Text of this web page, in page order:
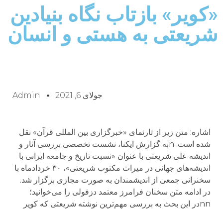
«کویر» بازتاب نگاه بنیادین
شریعتی به هستی و انسان
جولای 6, 2021 Admin
اشاره: متن زیر از تارنمای «خبرگزاری بین المللی قرآن» نقل
شده است. nبه گزارش ایکنا، نشست تخصصی بررسی آثار و
اندیشه علی شریعتی با عنوان «نسبت تاریخ و جامعه ایرانی با
اندیشه‌های جهانی در میراث مکتوب شریعتی»، ۳۰ خردادماه با
سخنرانی جمعی از اندیشمندان به صورت مجازی برگزار شد.
در ادامه متن سخنان فرامرز معتمد دزفولی را می‌خوانید؛
nnدر این بحث به بررسی مهم‌ترین نوشته شریعتی که کویر